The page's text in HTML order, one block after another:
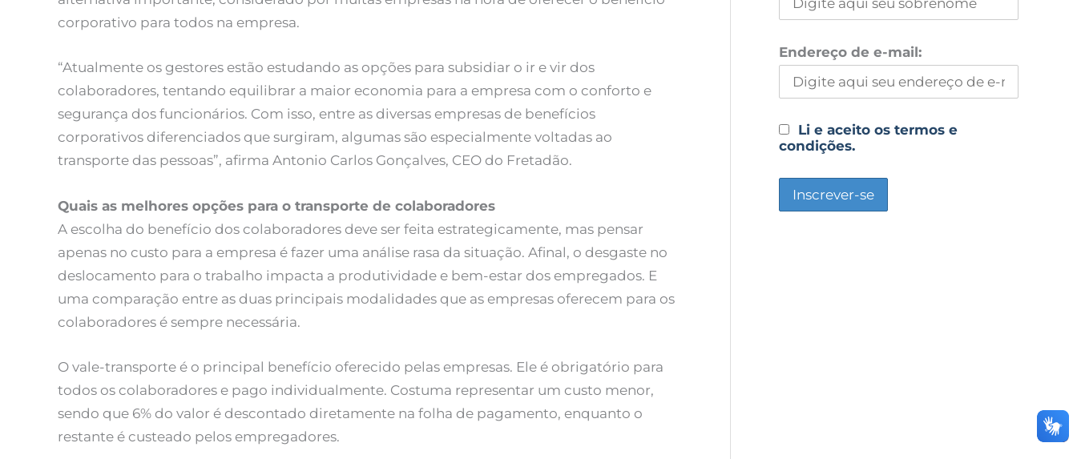
corporativo para todos na empresa.
“Atualmente os gestores estão estudando as opções para subsidiar o ir e vir dos
colaboradores, tentando equilibrar a maior economia para a empresa com o conforto e
segurança dos funcionários. Com isso, entre as diversas empresas de benefícios
corporativos diferenciados que surgiram, algumas são especialmente voltadas ao
transporte das pessoas”, afirma Antonio Carlos Gonçalves, CEO do Fretadão.
Quais as melhores opções para o transporte de colaboradores
A escolha do benefício dos colaboradores deve ser feita estrategicamente, mas pensar
apenas no custo para a empresa é fazer uma análise rasa da situação. Afinal, o desgaste no
deslocamento para o trabalho impacta a produtividade e bem-estar dos empregados. E
uma comparação entre as duas principais modalidades que as empresas oferecem para os
colaboradores é sempre necessária.
O vale-transporte é o principal benefício oferecido pelas empresas. Ele é obrigatório para
todos os colaboradores e pago individualmente. Costuma representar um custo menor,
sendo que 6% do valor é descontado diretamente na folha de pagamento, enquanto o
restante é custeado pelos empregadores.
Endereço de e-mail:
Li e aceito os termos e
condições.